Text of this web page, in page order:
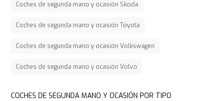
Coches de segunda mano y ocasión Skoda
Coches de segunda mano y ocasión Toyota
Coches de segunda mano y ocasión Volkswagen
Coches de segunda mano y ocasión Volvo
COCHES DE SEGUNDA MANO Y OCASIÓN POR TIPO